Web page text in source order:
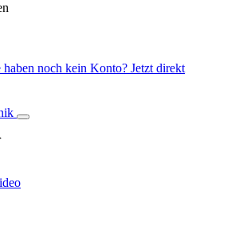
haben noch kein Konto? Jetzt direkt